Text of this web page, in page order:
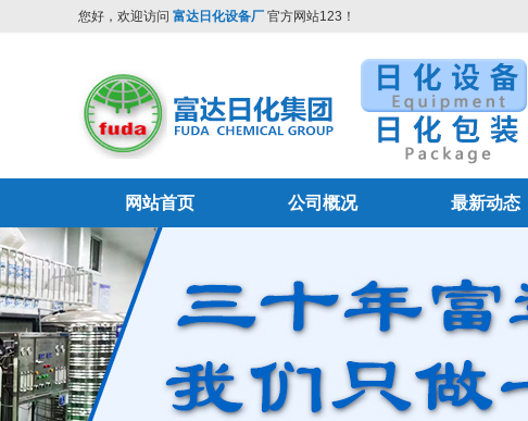
您好，欢迎访问 富达日化设备厂 官方网站123！
网站首页 公司概况 最新动态